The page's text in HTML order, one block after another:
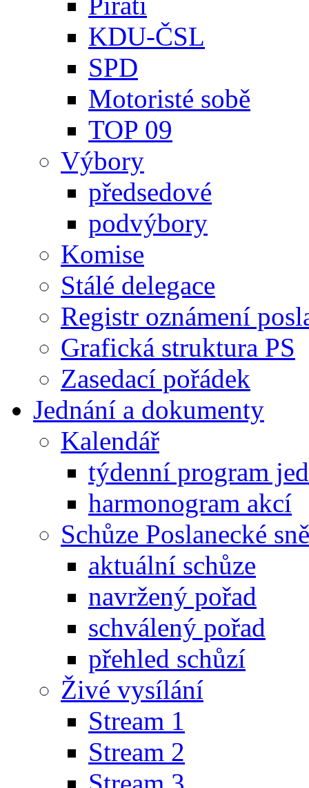
KDU-ČSL
SPD
Motoristé sobě
TOP 09
Výbory
předsedové
podvýbory
Komise
Stálé delegace
Registr oznámení
Grafická struktura PS
Zasedací pořádek
Jednání a dokumenty
Kalendář
týdenní program
harmonogram akcí
Schůze Poslanecké
aktuální schůze
navržený pořad
schválený pořad
přehled schůzí
Živé vysílání
Stream 1
Stream 2